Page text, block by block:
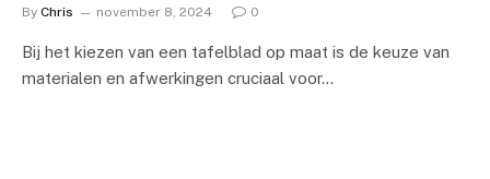
By Chris november 8, 2024 0
Bij het kiezen van een tafelblad op maat is de keuze van
materialen en afwerkingen cruciaal voor…